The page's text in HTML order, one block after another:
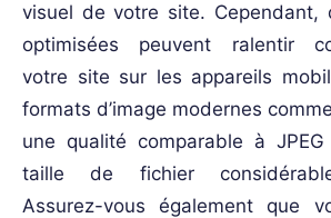
visuel de votre site. Cependant,
optimisées peuvent ralentir
votre site sur les appareils
formats d’image modernes
une qualité comparable à
taille de fichier
Assurez-vous également que